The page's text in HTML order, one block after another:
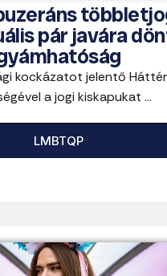
pár javára
kockázatot jelentő Háttér
a jogi kiskapukat ...
LMBTQP